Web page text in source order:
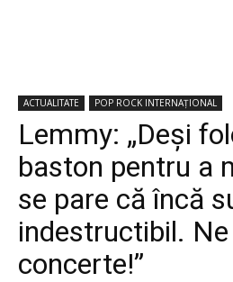
ACTUALITATE POP ROCK INTERNAȚIONAL
Lemmy: „Deși
baston pentru a
se pare că încă
indestructibil.
concerte!”